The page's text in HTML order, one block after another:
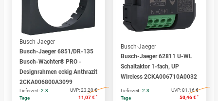
Busch-Jaeger
Busch-Jaeger 6851/DR-135
Busch-Wächter® PRO -
Designrahmen eckig Anthrazit
2CKA006800A3099
Lieferzeit :2-3
Tage
UVP:23,20 €
11,07 € *
Busch-Jaeger
Busch-Jaeger 62811 U-WL
Schaltaktor 1-fach, UP
Wireless 2CKA006710A0032
Lieferzeit :2-3
Tage
UVP:81,16 €
50,46 € *